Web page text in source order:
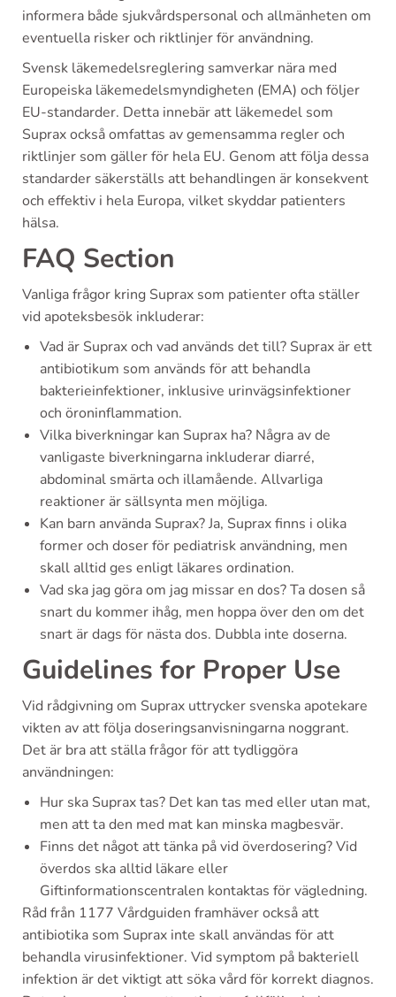
informera både sjukvårdspersonal och allmänheten om
eventuella risker och riktlinjer för användning.
Svensk läkemedelsreglering samverkar nära med
Europeiska läkemedelsmyndigheten (EMA) och följer
EU-standarder. Detta innebär att läkemedel som
Suprax också omfattas av gemensamma regler och
riktlinjer som gäller för hela EU. Genom att följa dessa
standarder säkerställs att behandlingen är konsekvent
och effektiv i hela Europa, vilket skyddar patienters
hälsa.
FAQ Section
Vanliga frågor kring Suprax som patienter ofta ställer
vid apoteksbesök inkluderar:
Vad är Suprax och vad används det till? Suprax är ett
antibiotikum som används för att behandla
bakterieinfektioner, inklusive urinvägsinfektioner
och öroninflammation.
Vilka biverkningar kan Suprax ha? Några av de
vanligaste biverkningarna inkluderar diarré,
abdominal smärta och illamående. Allvarliga
reaktioner är sällsynta men möjliga.
Kan barn använda Suprax? Ja, Suprax finns i olika
former och doser för pediatrisk användning, men
skall alltid ges enligt läkares ordination.
Vad ska jag göra om jag missar en dos? Ta dosen så
snart du kommer ihåg, men hoppa över den om det
snart är dags för nästa dos. Dubbla inte doserna.
Guidelines for Proper Use
Vid rådgivning om Suprax uttrycker svenska apotekare
vikten av att följa doseringsanvisningarna noggrant.
Det är bra att ställa frågor för att tydliggöra
användningen:
Hur ska Suprax tas? Det kan tas med eller utan mat,
men att ta den med mat kan minska magbesvär.
Finns det något att tänka på vid överdosering? Vid
överdos ska alltid läkare eller
Giftinformationscentralen kontaktas för vägledning.
Råd från 1177 Vårdguiden framhäver också att
antibiotika som Suprax inte skall användas för att
behandla virusinfektioner. Vid symptom på bakteriell
infektion är det viktigt att söka vård för korrekt diagnos.